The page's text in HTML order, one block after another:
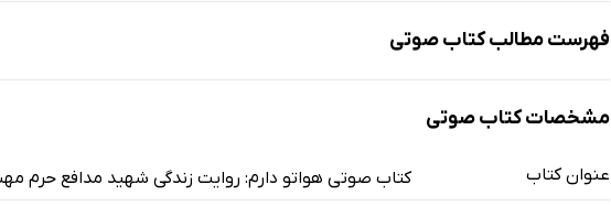
فهرست مطالب کتاب صوتی
نمونه
معرفی
مشخصات کتاب صوتی
عنوان کتاب
کتاب صوتی هواتو دارم: روایت زندگی شهید مدافع حرم